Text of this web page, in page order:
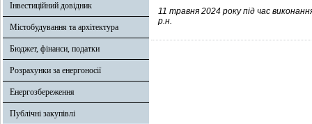
Інвестиційний довідник
Містобудування та архітектура
Бюджет, фінанси, податки
Розрахунки за енергоносії
Енергозбереження
Публічні закупівлі
11 травня 2024 року під час
р.н.